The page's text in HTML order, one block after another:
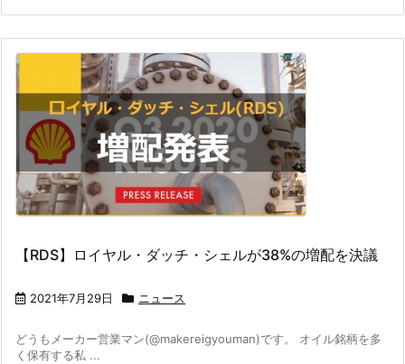
【RDS】ロイヤル・ダッチ・シェルが38%の増配を決議
2021年7月29日 ニュース
どうもメーカー営業マン(@makereigyouman)です。 オイル銘柄を多
く保有する私 ...